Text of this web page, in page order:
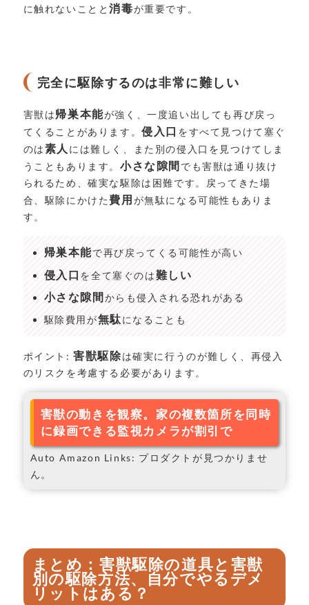
に触れないことと消毒が重要です。
完全に駆除するのは非常に難しい
害獣は帰巣本能が強く、一度追い出しても再び戻っ
てくることがあります。侵入口 をすべて見つけて塞ぐ
のは素人 には難しく、また別の侵入口を見つけてしま
うこともあります。 小さな隙間でも害獣は通り抜け
られるため、確実な駆除は困難です。戻ってきた場
合、駆除にかけた費用が無駄になる可能性もありま
す。
帰巣本能で再び戻ってくる可能性が高い
侵入口 を全て塞ぐのは難しい
小さな隙間からも侵入される恐れがある
駆除費用が無駄になることも
ポイント:害獣駆除は確実に行うのが難しく、再侵入
のリスクを考慮する必要があります。
害獣の動きを観察。家の複数箇所を同時
に録画できる監視カメラが割引で
Auto Amazon Links: プロダクトが見つかりませ
ん。
まとめ：害獣駆除の道具と害獣
別の駆除方法、自分でやるデメ
リットはある？